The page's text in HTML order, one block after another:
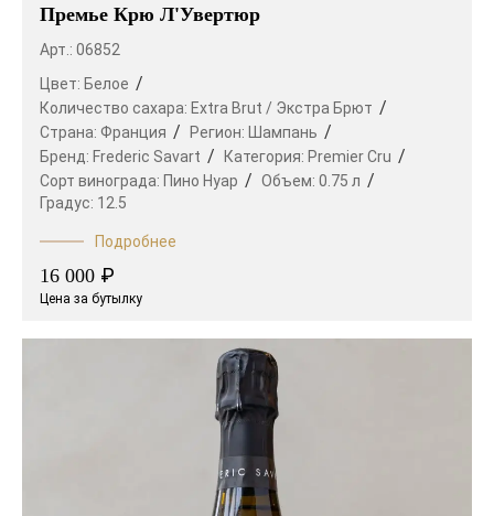
Премье Крю Л'Увертюр
Арт.: 06852
Цвет: Белое
Количество сахара: Extra Brut / Экстра Брют
Страна: Франция Регион: Шампань
Бренд: Frederic Savart Категория: Premier Cru
Сорт винограда: Пино Нуар Объем: 0.75 л
Градус: 12.5
Подробнее
16 000 ₽
Цена за бутылку